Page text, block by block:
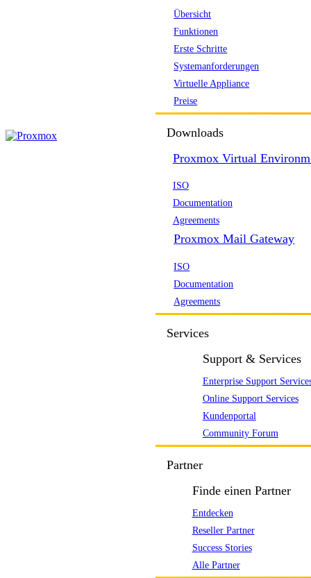
Übersicht
Funktionen
Erste Schritte
Systemanforderungen
Virtuelle Appliance
Preise
Downloads
Proxmox Virtual
ISO
Documentation
Agreements
Proxmox Mail Gateway
ISO
Documentation
Agreements
Services
Support & Services
Enterprise Support
Online Support Services
Kundenportal
Community Forum
Partner
Finde einen Partner
Entdecken
Reseller Partner
Success Stories
Alle Partner